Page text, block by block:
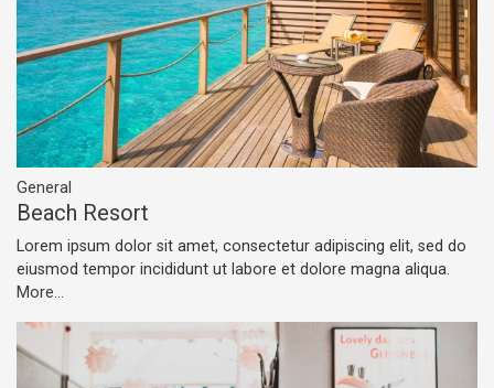
General
Beach Resort
Lorem ipsum dolor sit amet, consectetur adipiscing elit, sed do
eiusmod tempor incididunt ut labore et dolore magna aliqua.
More...